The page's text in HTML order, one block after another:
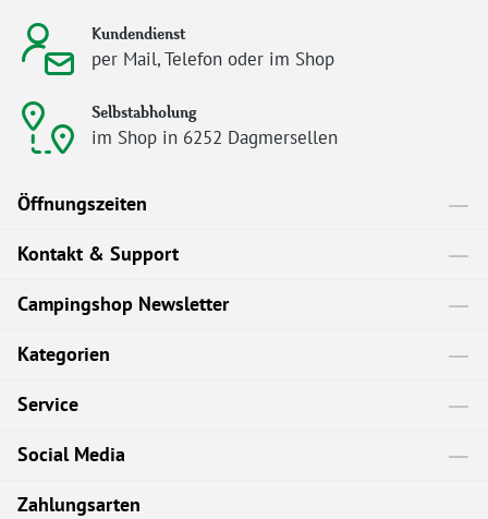
Kundendienst
per Mail, Telefon oder im Shop
Selbstabholung
im Shop in 6252 Dagmersellen
Öffnungszeiten
Kontakt & Support
Campingshop Newsletter
Kategorien
Service
Social Media
Zahlungsarten